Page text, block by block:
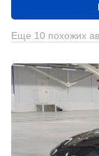
Еще 10 похожих